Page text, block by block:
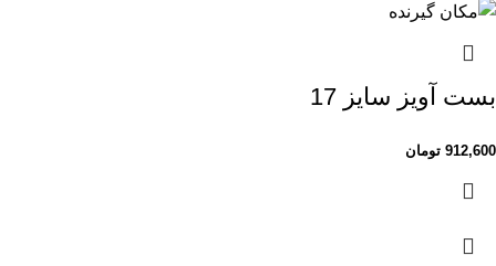
بست آویز سایز 17
912,600 تومان